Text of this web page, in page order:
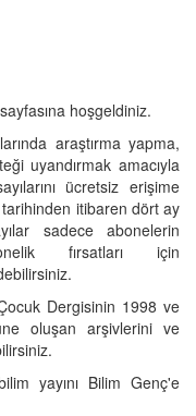
hoşgeldiniz.
araştırma yapma,
uyandırmak amacıyla
ücretsiz erişime
itibaren dört ay
sadece abonelerin
fırsatları için
Dergisinin 1998 ve
oluşan arşivlerini ve
yayını Bilim Genç'e